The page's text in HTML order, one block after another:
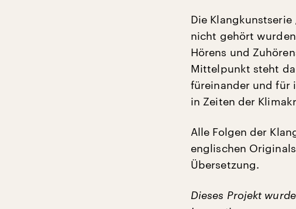
Die
nicht gehört
Hörens und
Mittelpunkt steht
füreinander und für
in Zeiten der
Alle Folgen der
englischen
Übersetzung.
Dieses Projekt